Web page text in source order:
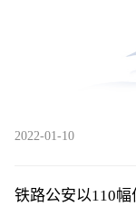
2022-01-10
铁路公安以110